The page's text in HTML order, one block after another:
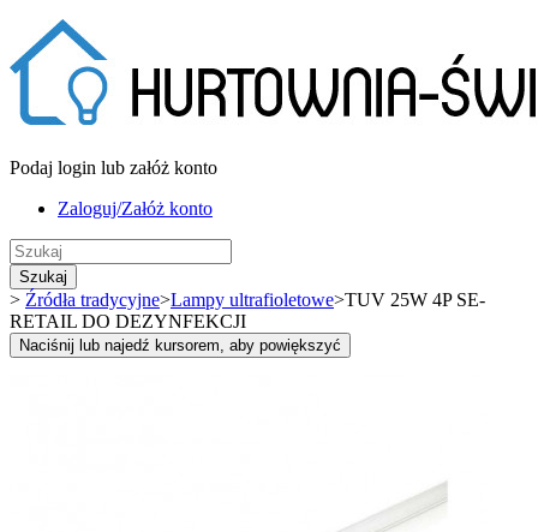
Podaj login lub załóż konto
Zaloguj/Załóż konto
Szukaj
> Źródła tradycyjne>Lampy ultrafioletowe>TUV 25W 4P SE-
RETAIL DO DEZYNFEKCJI
Naciśnij lub najedź kursorem, aby powiększyć